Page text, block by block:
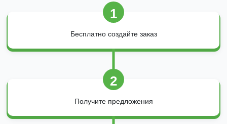
1
Бесплатно создайте заказ
2
Получите предложения